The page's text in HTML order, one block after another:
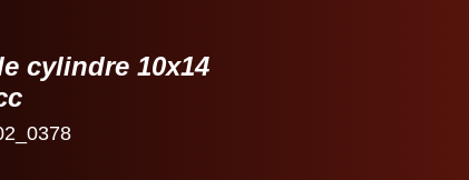
cylindre 10x14